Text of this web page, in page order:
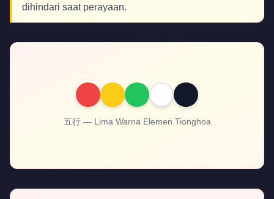
dihindari saat perayaan.
五行 — Lima Warna Elemen Tionghoa